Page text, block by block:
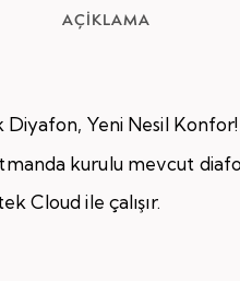
AÇIKLAMA
Diyafon, Yeni Nesil Konfor!
kurulu mevcut
Cloud ile çalışır.